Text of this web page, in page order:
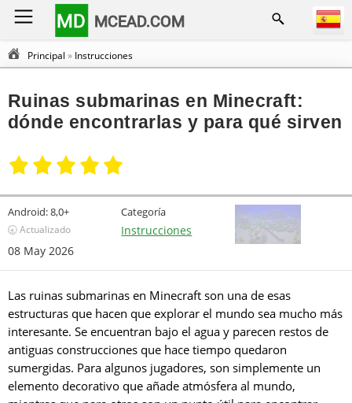
MD MCEAD.COM
Principal » Instrucciones
Ruinas submarinas en Minecraft:
dónde encontrarlas y para qué sirven
Android:8,0+
🕣 Actualizado
08 May 2026
Categoría
Instrucciones
Las ruinas submarinas en Minecraft son una de esas
estructuras que hacen que explorar el mundo sea mucho más
interesante. Se encuentran bajo el agua y parecen restos de
antiguas construcciones que hace tiempo quedaron
sumergidas. Para algunos jugadores, son simplemente un
elemento decorativo que añade atmósfera al mundo,